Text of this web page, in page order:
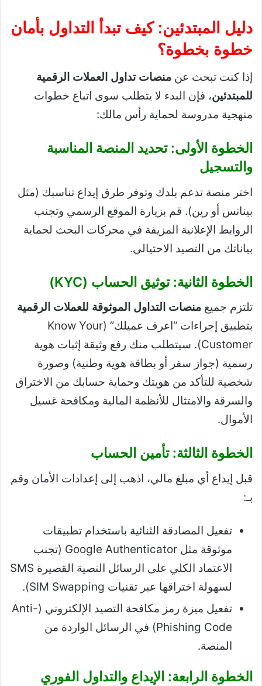
دليل المبتدئين: كيف تبدأ التداول بأمان
خطوة بخطوة؟
إذا كنت تبحث عن منصات تداول العملات الرقمية
للمبتدئين، فإن البدء لا يتطلب سوى اتباع خطوات
منهجية مدروسة لحماية رأس مالك:
الخطوة الأولى: تحديد المنصة المناسبة
والتسجيل
اختر منصة تدعم بلدك وتوفر طرق إيداع تناسبك (مثل
بينانس أو رين). قم بزيارة الموقع الرسمي وتجنب
الروابط الإعلانية المزيفة في محركات البحث لحماية
بياناتك من التصيد الاحتيالي.
الخطوة الثانية: توثيق الحساب (KYC)
تلتزم جميع منصات التداول الموثوقة للعملات الرقمية
بتطبيق إجراءات “اعرف عميلك” (Know Your
Customer). سيتطلب منك رفع وثيقة إثبات هوية
رسمية (جواز سفر أو بطاقة هوية وطنية) وصورة
شخصية للتأكد من هويتك وحماية حسابك من الاختراق
والسرقة والامتثال للأنظمة المالية ومكافحة غسيل
الأموال.
الخطوة الثالثة: تأمين الحساب
قبل إيداع أي مبلغ مالي، اذهب إلى إعدادات الأمان وقم
بـ:
تفعيل المصادقة الثنائية باستخدام تطبيقات
موثوقة مثل Google Authenticator (تجنب
الاعتماد الكلي على الرسائل النصية القصيرة SMS
لسهولة اختراقها عبر تقنيات SIM Swapping).
تفعيل ميزة رمز مكافحة التصيد الإلكتروني (Anti-
Phishing Code) في الرسائل الواردة من
المنصة.
الخطوة الرابعة: الإيداع والتداول الفوري